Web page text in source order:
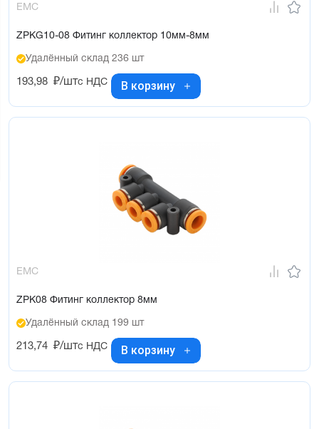
EMC
ZPKG10-08 Фитинг коллектор 10мм-8мм
Удалённый склад 236 шт
193,98 ₽/штс НДС В корзину
EMC
ZPK08 Фитинг коллектор 8мм
Удалённый склад 199 шт
213,74 ₽/штс НДС В корзину